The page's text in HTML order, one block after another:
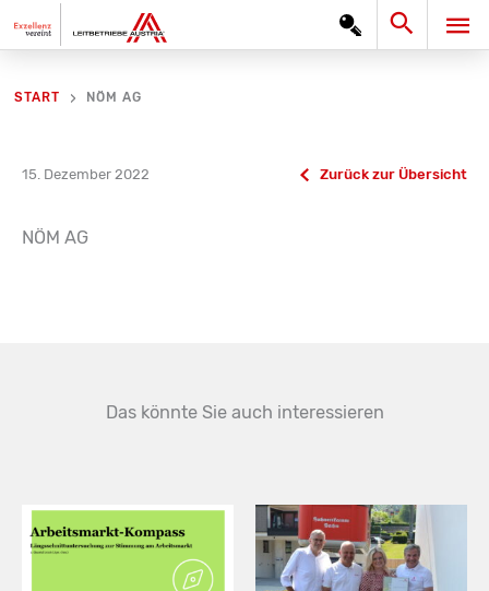
Inhalt
Search
START NÖM AG
15. Dezember 2022 Zurück zur Übersicht
NÖM AG
Das könnte Sie auch interessieren